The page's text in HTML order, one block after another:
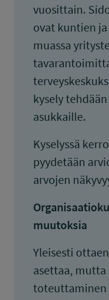
vuosittain.
ovat kuntien
muassa
kysely
asukkaille.
Kyselyssä
pyydetään
arvojen
muutoksia
Yleisesti
asettaa, mutta
toteuttaminen